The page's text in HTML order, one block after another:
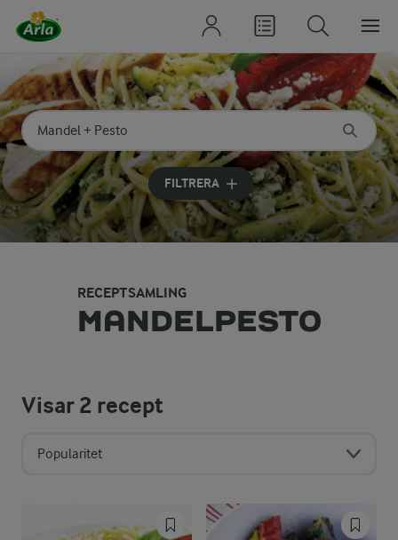
Sök på kategori eller ingrediens
Skriv in sökord för att få förslag
FILTRERA
RECEPTSAMLING
MANDELPESTO
Visar2 recept
Popularitet